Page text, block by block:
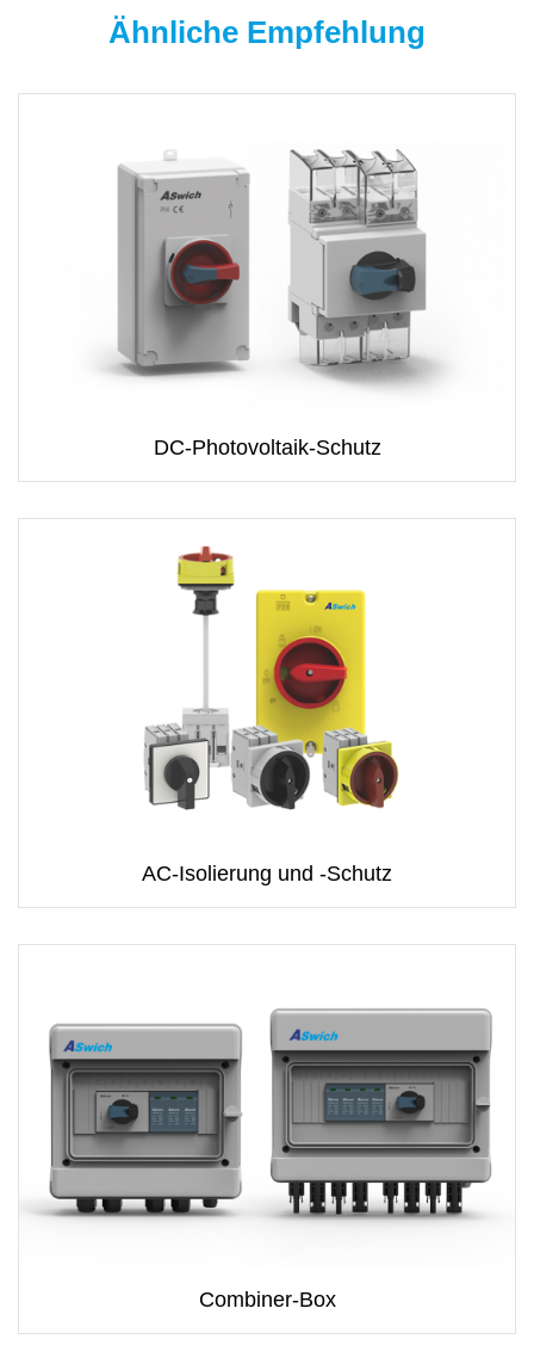
Ähnliche Empfehlung
DC-Photovoltaik-Schutz
AC-Isolierung und -Schutz
Combiner-Box